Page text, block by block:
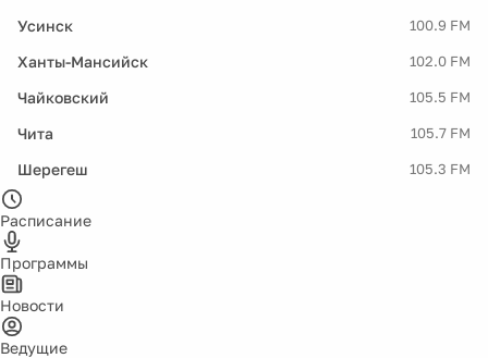
Усинск 100.9 FM
Ханты-Мансийск 102.0 FM
Чайковский 105.5 FM
Чита 105.7 FM
Шерегеш 105.3 FM
Расписание
Программы
Новости
Ведущие